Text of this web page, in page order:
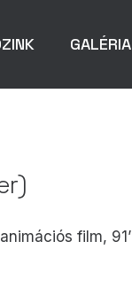
GALÉRIA
film, 91’